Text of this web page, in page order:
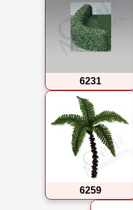
6231
6259